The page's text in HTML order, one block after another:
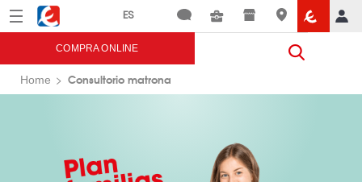
Menú Eroski
COMPRA ONLINE
Home Consultorio matrona